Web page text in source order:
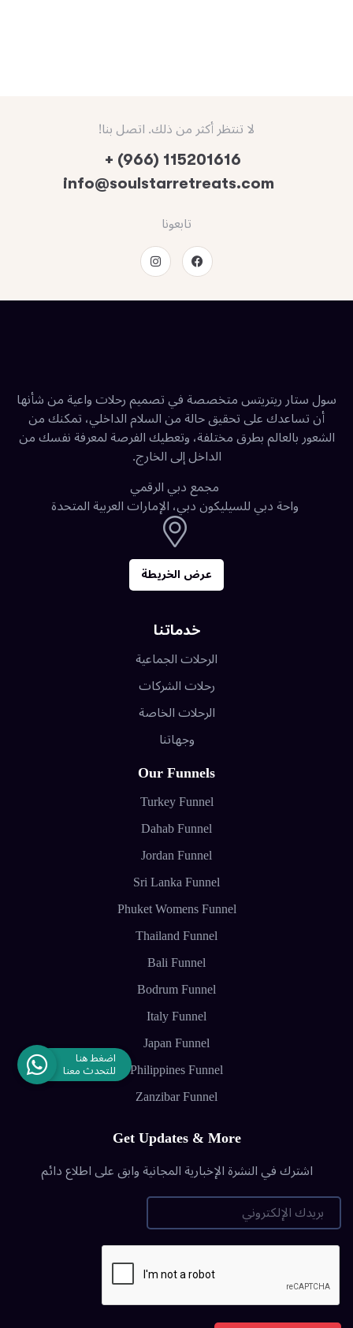
لا تنتظر أكثر من ذلك. اتصل بنا!
+ (966) 115201616
info@soulstarretreats.com
تابعونا
سول ستار ريتريتس متخصصة في تصميم رحلات واعية من شأنها
أن تساعدك على تحقيق حالة من السلام الداخلي، تمكنك من
الشعور بالعالم بطرق مختلفة، وتعطيك الفرصة لمعرفة نفسك من
الداخل إلى الخارج.
مجمع دبي الرقمي
واحة دبي للسيليكون دبي، الإمارات العربية المتحدة
عرض الخريطة
خدماتنا
الرحلات الجماعية
رحلات الشركات
الرحلات الخاصة
وجهاتنا
Our Funnels
Turkey Funnel
Dahab Funnel
Jordan Funnel
Sri Lanka Funnel
Phuket Womens Funnel
Thailand Funnel
Bali Funnel
Bodrum Funnel
Italy Funnel
Japan Funnel
Philippines Funnel
Zanzibar Funnel
Get Updates & More
اشترك في النشرة الإخبارية المجانية وابق على اطلاع دائم